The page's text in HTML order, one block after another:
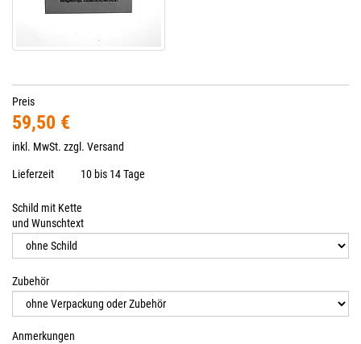
Preis
59,50 €
inkl. MwSt. zzgl. Versand
Lieferzeit 10 bis 14 Tage
Schild mit Kette
und Wunschtext
Zubehör
Anmerkungen